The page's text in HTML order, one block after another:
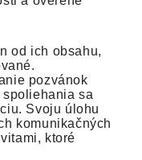
od ich obsahu,
pozvánok
sa
Svoju úlohu
komunikačných
ktoré